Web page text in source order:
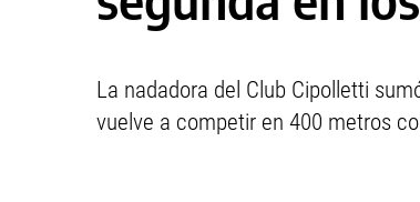
La nadadora del Club Cipolletti
vuelve a competir en 400 metros